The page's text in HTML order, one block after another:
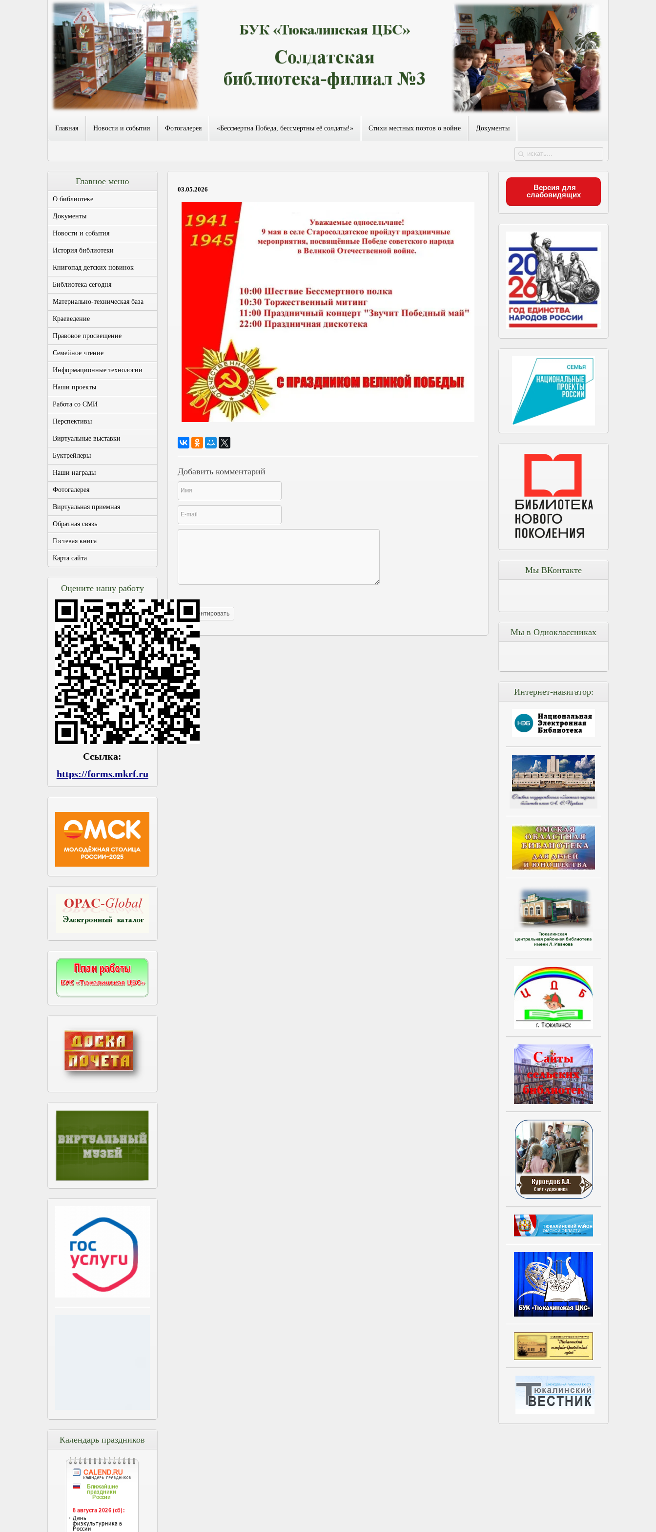
Главная Новости и события Фотогалерея «Бессмертна Победа, бессмертны её солдаты!» Стихи местных поэтов о войне Документы
03.05.2026
Добавить комментарий
Главное меню
О библиотеке
Документы
Новости и события
История библиотеки
Книгопад детских новинок
Библиотека сегодня
Материально-техническая база
Краеведение
Правовое просвещение
Семейное чтение
Информационные технологии
Наши проекты
Работа со СМИ
Перспективы
Виртуальные выставки
Буктрейлеры
Наши награды
Фотогалерея
Виртуальная приемная
Обратная связь
Гостевая книга
Карта сайта
Оцените нашу работу
Ссылка:
https://forms.mkrf.ru
Календарь праздников
Версия для
слабовидящих
Мы ВКонтакте
Мы в Одноклассниках
Интернет-навигатор: